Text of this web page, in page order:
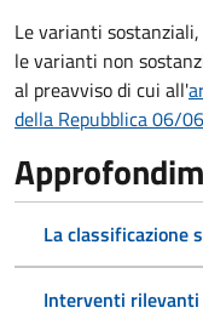
Le varianti
le varianti non
al preavviso di cui all'
della Repubblica 06/
La classificazione
Interventi rilevanti